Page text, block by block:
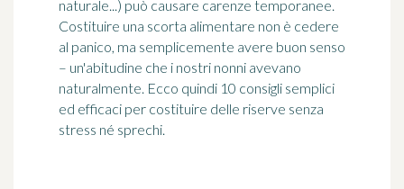
naturale...) può causare carenze temporanee.
Costituire una scorta alimentare non è cedere
al panico, ma semplicemente avere buon senso
– un'abitudine che i nostri nonni avevano
naturalmente. Ecco quindi 10 consigli semplici
ed efficaci per costituire delle riserve senza
stress né sprechi.